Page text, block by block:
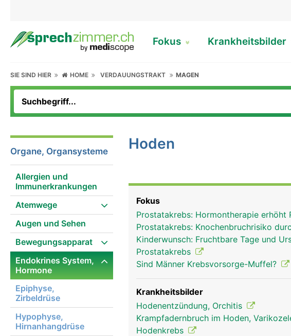
Fokus Krankheitsbilder
SIE SIND HIER HOME VERDAUUNGSTRAKT MAGEN
Organe, Organsysteme
Allergien und
Immunerkrankungen
Atemwege
Augen und Sehen
Bewegungsapparat
Endokrines System,
Hormone
Epiphyse,
Zirbeldrüse
Hypophyse,
Hirnanhangdrüse
Hoden
Fokus
Prostatakrebs: Hormontherapie erhöht
Prostatakrebs: Knochenbruchrisiko
Kinderwunsch: Fruchtbare Tage und
Prostatakrebs
Sind Männer Krebsvorsorge-Muffel?
Krankheitsbilder
Hodenentzündung, Orchitis
Krampfadernbruch im Hoden,
Hodenkrebs